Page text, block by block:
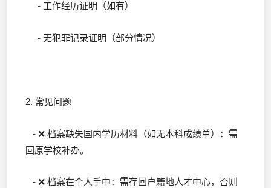
- 工作经历证明（如有）
- 无犯罪记录证明（部分情况）
2. 常见问题
- ❌ 档案缺失国内学历材料（如无本科成绩单）：需
回原学校补办。
- ❌ 档案在个人手中：需存回户籍地人才中心，否则